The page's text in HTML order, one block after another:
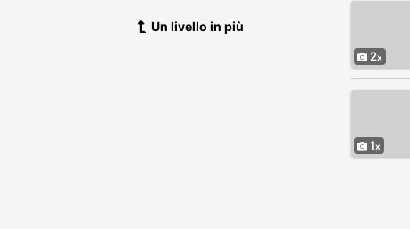
Computer - Hardware
Un livello in più
2
1